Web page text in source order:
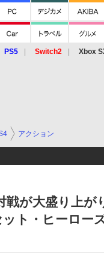
PS5 Switch2 Xbox
アクション
戦が大盛り上
ト・ヒーロー